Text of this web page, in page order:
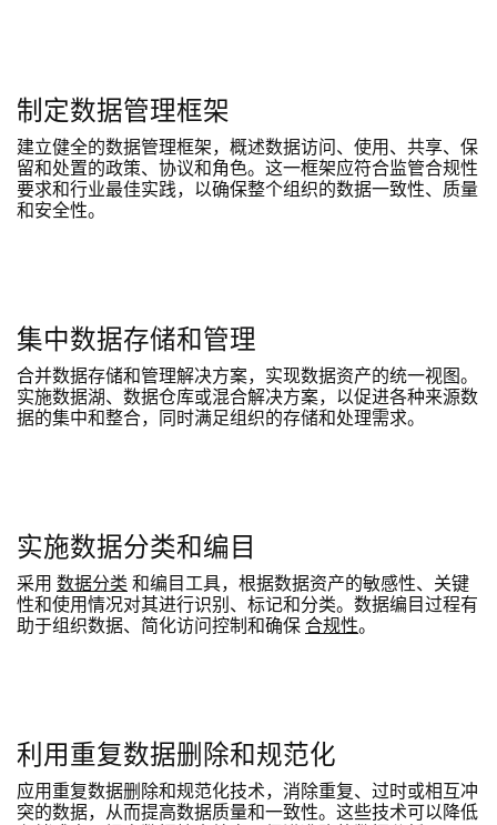
制定数据管理框架
建立健全的数据管理框架，概述数据访问、使用、共享、保
留和处置的政策、协议和角色。这一框架应符合监管合规性
要求和行业最佳实践，以确保整个组织的数据一致性、质量
和安全性。
集中数据存储和管理
合并数据存储和管理解决方案，实现数据资产的统一视图。
实施数据湖、数据仓库或混合解决方案，以促进各种来源数
据的集中和整合，同时满足组织的存储和处理需求。
实施数据分类和编目
采用 数据分类 和编目工具，根据数据资产的敏感性、关键
性和使用情况对其进行识别、标记和分类。数据编目过程有
助于组织数据、简化访问控制和确保 合规性。
利用重复数据删除和规范化
应用重复数据删除和规范化技术，消除重复、过时或相互冲
突的数据，从而提高数据质量和一致性。这些技术可以降低